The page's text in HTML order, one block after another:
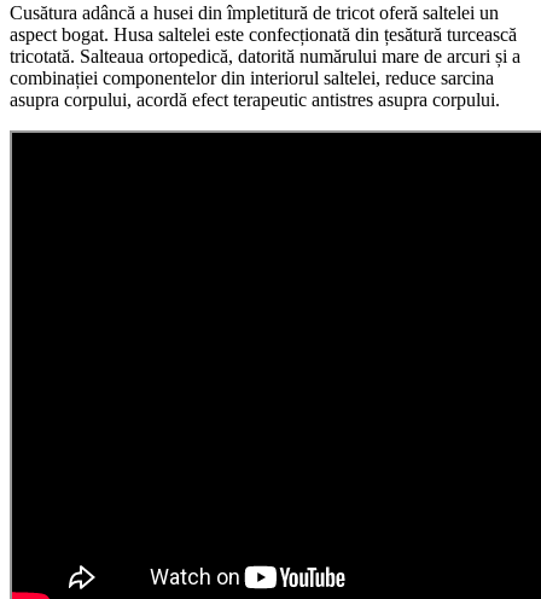
Cusătura adâncă a husei din împletitură de tricot oferă saltelei un
aspect bogat. Husa saltelei este confecționată din țesătură turcească
tricotată. Salteaua ortopedică, datorită numărului mare de arcuri și a
combinației componentelor din interiorul saltelei, reduce sarcina
asupra corpului, acordă efect terapeutic antistres asupra corpului.